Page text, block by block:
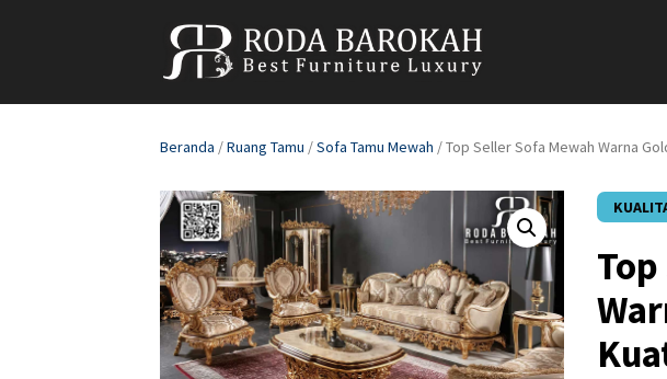
Beranda /Ruang Tamu /Sofa Tamu Mewah / Top Seller Sofa Mewah Warna